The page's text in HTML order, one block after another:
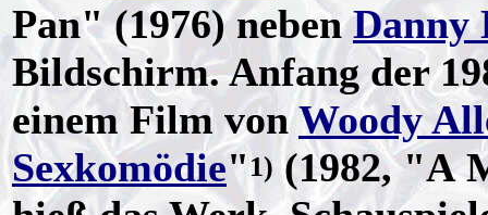
Pan" (1976) nebenDanny
Bildschirm. Anfang der
einem Film vonWoody
Sexkomödie" 1) (1982, "A